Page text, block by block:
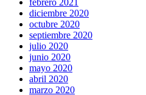
diciembre 2020
octubre 2020
septiembre 2020
julio 2020
junio 2020
mayo 2020
abril 2020
marzo 2020